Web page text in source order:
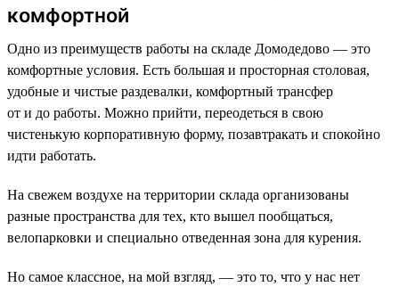
комфортной
Одно из преимуществ работы на складе Домодедово — это
комфортные условия. Есть большая и просторная столовая,
удобные и чистые раздевалки, комфортный трансфер
от и до работы. Можно прийти, переодеться в свою
чистенькую корпоративную форму, позавтракать и спокойно
идти работать.
На свежем воздухе на территории склада организованы
разные пространства для тех, кто вышел пообщаться,
велопарковки и специально отведенная зона для курения.
Но самое классное, на мой взгляд, — это то, что у нас нет